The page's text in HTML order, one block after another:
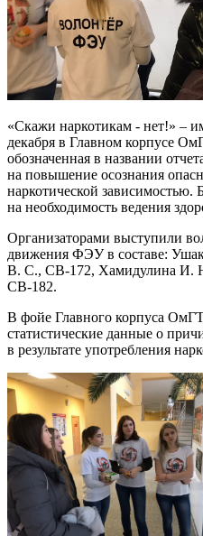
«Скажи наркотикам - нет!» –
декабря в Главном корпусе
обозначенная в названии
на повышение осознания
наркотической
на необходимость ведения
Организаторами выступили
движения ФЭУ в составе:
В. С., СВ-172, Хамидулина И.
СВ-182.
В фойе Главного корпуса
статистические данные о
в результате употребления